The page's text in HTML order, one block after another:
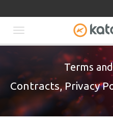
Terms
Contracts, Privacy